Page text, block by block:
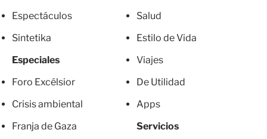
Espectáculos
Sintetika
Especiales
Foro Excélsior
Crisis ambiental
Franja de Gaza
Salud
Estilo de Vida
Viajes
De Utilidad
Apps
Servicios